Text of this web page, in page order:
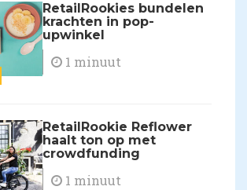
RetailRookies bundelen
krachten in pop-
upwinkel
1 minuut
RetailRookie Reflower
haalt ton op met
crowdfunding
1 minuut